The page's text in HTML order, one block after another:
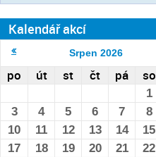
Kalendář akcí
Srpen 2026
po út st čt pá so
1
3
4 5 6 7 8
10
11 12 13 14 15
17
18 19 20 21 22